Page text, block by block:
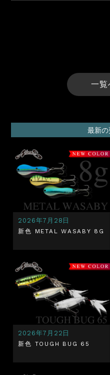
一覧
最新の
2026年7月28日
新色 METAL WASABY 8G
2026年7月22日
新色 TOUGH BUG 65